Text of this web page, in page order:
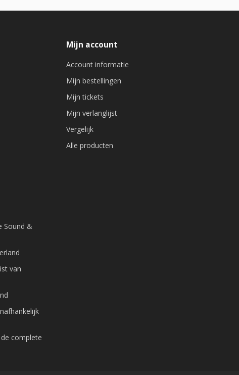
Sound &
van
complete
Mijn account
Account informatie
Mijn bestellingen
Mijn tickets
Mijn verlanglijst
Vergelijk
Alle producten